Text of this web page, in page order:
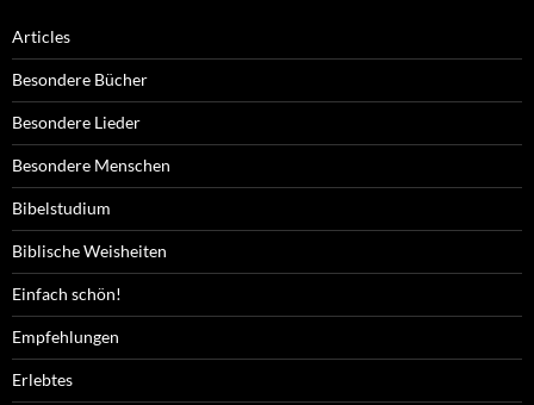
Articles
Besondere Bücher
Besondere Lieder
Besondere Menschen
Bibelstudium
Biblische Weisheiten
Einfach schön!
Empfehlungen
Erlebtes